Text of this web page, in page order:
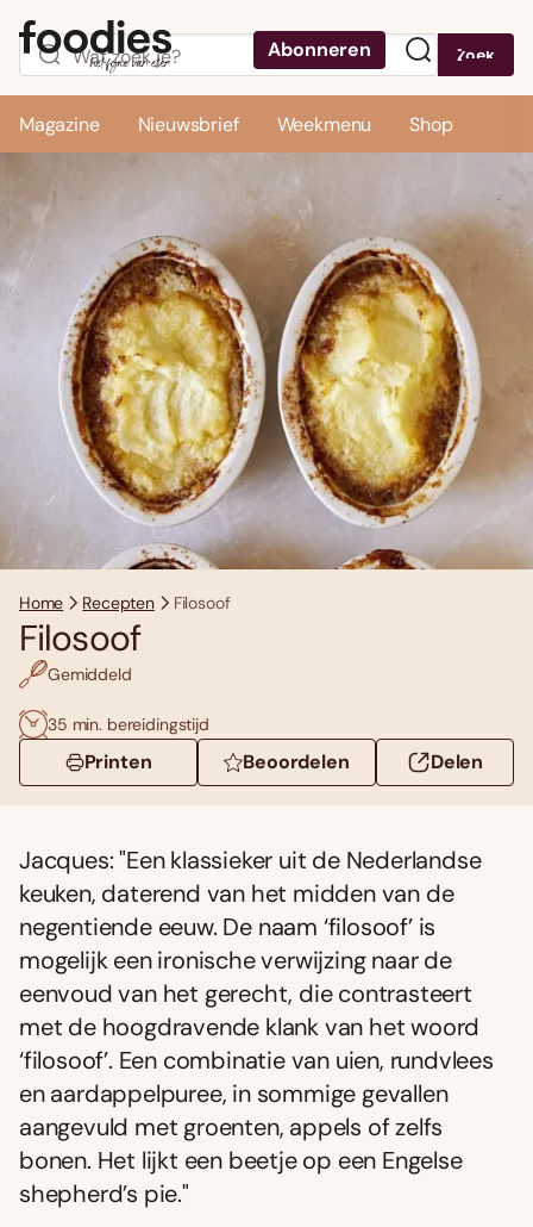
Abonneren Zoek
Magazine Nieuwsbrief Weekmenu Shop
Home Recepten Filosoof
Filosoof
Gemiddeld
35 min. bereidingstijd
Printen Beoordelen Delen
Jacques: "Een klassieker uit de Nederlandse
keuken, daterend van het midden van de
negentiende eeuw. De naam ‘filosoof’ is
mogelijk een ironische verwijzing naar de
eenvoud van het gerecht, die contrasteert
met de hoogdravende klank van het woord
‘filosoof’. Een combinatie van uien, rundvlees
en aardappelpuree, in sommige gevallen
aangevuld met groenten, appels of zelfs
bonen. Het lijkt een beetje op een Engelse
shepherd’s pie."